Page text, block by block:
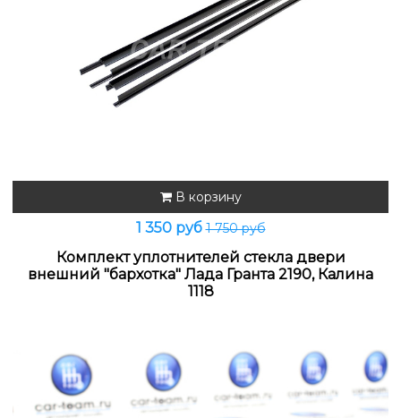
В корзину
1 350 руб1 750 руб
Комплект уплотнителей стекла двери
внешний "бархотка" Лада Гранта 2190, Калина
1118